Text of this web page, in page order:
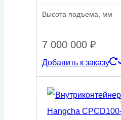
Высота подъема, мм
7 000 000 ₽
Добавить к заказу